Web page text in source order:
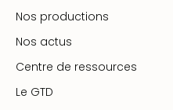
Nos productions
Nos actus
Centre de ressources
Le GTD